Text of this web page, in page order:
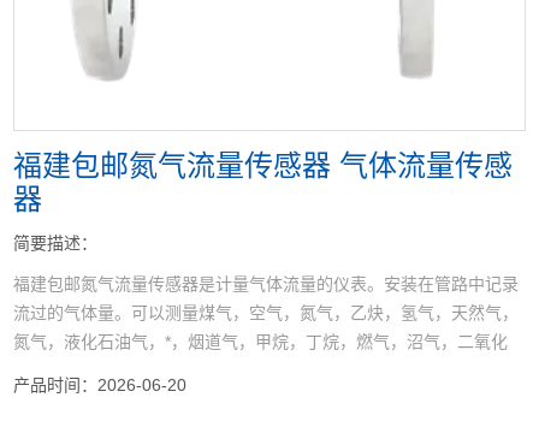
福建包邮氮气流量传感器 气体流量传感
器
简要描述：
福建包邮氮气流量传感器是计量气体流量的仪表。安装在管路中记录
流过的气体量。可以测量煤气，空气，氮气，乙炔，氢气，天然气，
氮气，液化石油气，*，烟道气，甲烷，丁烷，燃气，沼气，二氧化
硫，氨气等。
产品时间：2026-06-20